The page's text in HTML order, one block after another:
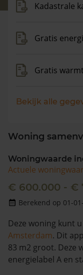
Kadastrale
Gratis
Gratis
Bekijk alle
Woning
Woningwaarde
Actuele
€ 600.000 - €
Berekend op 01-
Deze woning kunt
Amsterdam. Dit
83 m2 groot. Deze
energielabel A en